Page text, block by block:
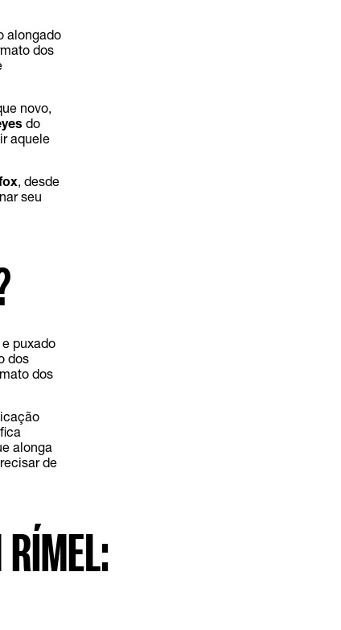
alongado
dos
novo,
do
aquele
, desde
seu
puxado
dos
dos
alonga
de